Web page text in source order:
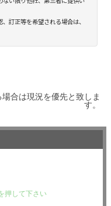
合は現況を優先と致しま
す。
押して下さい